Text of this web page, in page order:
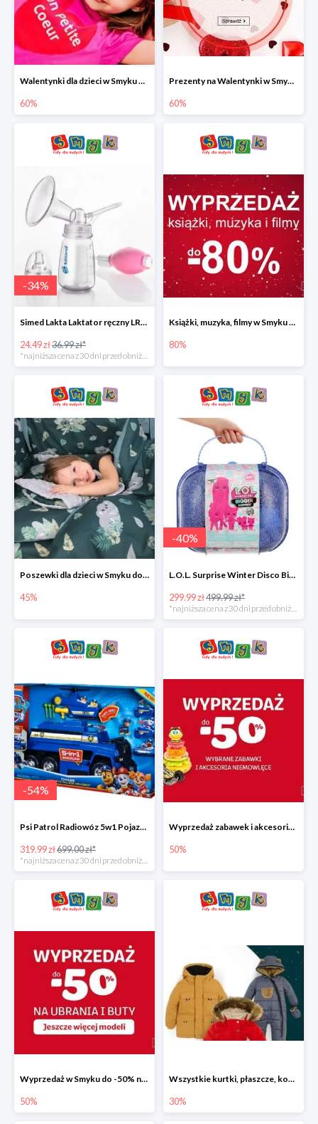
Walentynki dla dzieci w Smyku do -60%
60%
Prezenty na Walentynki w Smyku do -60%
60%
-34%
Simed Lakta Laktator ręczny LR-8 -34%
24.49 zł36.99 zł*
*najniższa cena z 30 dni przed obniżką
Książki, muzyka, filmy w Smyku do -80%
80%
Poszewki dla dzieci w Smyku do -45%
45%
-40%
L.O.L. Surprise Winter Disco Bigger Surprise Zestaw laleczek w walizce -40%
299.99 zł499.99 zł*
-54%
Psi Patrol Radiowóz 5w1 Pojazd ratunkowy z figurką Chase'a
319.99 zł699.00 zł*
Wyprzedaż zabawek i akcesoriów niemowlęcych w Smyku do -50%
50%
Wyprzedaż w Smyku do -50% na ubrania i buty
50%
Wszystkie kurtki, płaszcze, kombinezony i spodnie narciarskie -30%
30%